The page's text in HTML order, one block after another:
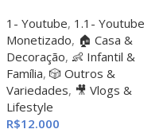
1- Youtube, 1.1- Youtube
Monetizado, 🏠 Casa &
Decoração, 👶 Infantil &
Família, 🎲 Outros &
Variedades, 🎥 Vlogs &
Lifestyle
R$12.000